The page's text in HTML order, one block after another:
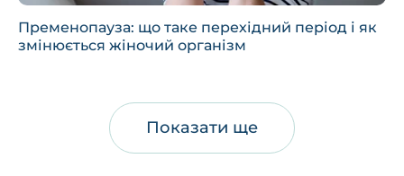
Пременопауза: що таке перехідний період і як
змінюється жіночий організм
Показати ще